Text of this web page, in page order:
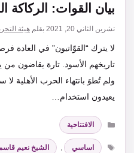
بيان القوات: الركاكة
تشرين الثاني 20, 2021 بقلم هيئة
لا يترك “القوّاتيون” في العادة
تاريخهم الأسود. تارة يقاضون من
ولم تُطوَ بانتهاء الحرب الأهلية
يعيدون استخدام…
التصنيفات
الافتتاحية
الوسوم
اساسي , الشيخ نعيم